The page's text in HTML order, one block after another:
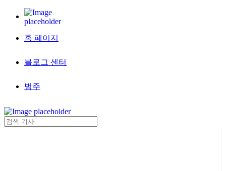
홈 페이지
블로그 센터
범주